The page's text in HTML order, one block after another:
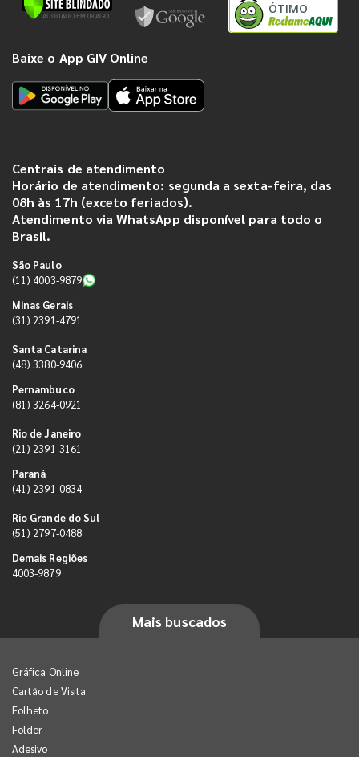
ÓTIMO
Baixe o App GIV Online
Centrais de atendimento
Horário de atendimento: segunda a sexta-feira, das
08h às 17h (exceto feriados).
Atendimento via WhatsApp disponível para todo o
Brasil.
São Paulo
(11) 4003-9879
Minas Gerais
(31) 2391-4791
Santa Catarina
(48) 3380-9406
Pernambuco
(81) 3264-0921
Rio de Janeiro
(21) 2391-3161
Paraná
(41) 2391-0834
Rio Grande do Sul
(51) 2797-0488
Demais Regiões
4003-9879
Mais buscados
Gráfica Online
Cartão de Visita
Folheto
Folder
Adesivo